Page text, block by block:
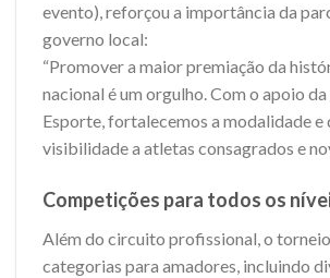
evento), reforçou a importância da
governo local:
“Promover a maior premiação da
nacional é um orgulho. Com o apoio
Esporte, fortalecemos a modalidade e
visibilidade a atletas consagrados e
Competições para todos os
Além do circuito profissional, o
categorias para amadores, incluindo